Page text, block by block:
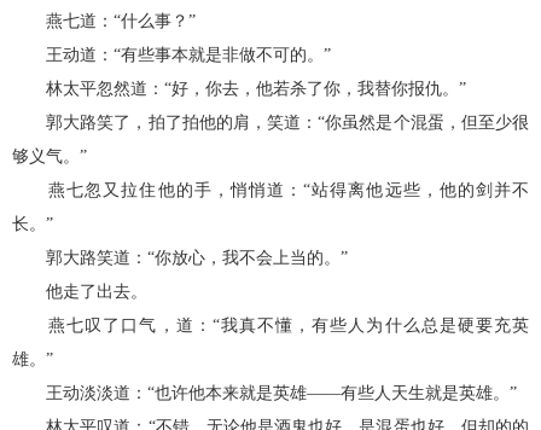
燕七道：“什么事？”
王动道：“有些事本就是非做不可的。”
林太平忽然道：“好，你去，他若杀了你，我替你报仇。”
郭大路笑了，拍了拍他的肩，笑道：“你虽然是个混蛋，但至少很
够义气。”
燕七忽又拉住他的手，悄悄道：“站得离他远些，他的剑并不
长。”
郭大路笑道：“你放心，我不会上当的。”
他走了出去。
燕七叹了口气，道：“我真不懂，有些人为什么总是硬要充英
雄。”
王动淡淡道：“也许他本来就是英雄——有些人天生就是英雄。”